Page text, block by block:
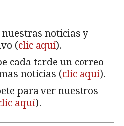
nuestras noticias y
(clic aquí).
cada tarde un correo
noticias (clic aquí).
para ver nuestros
aquí).